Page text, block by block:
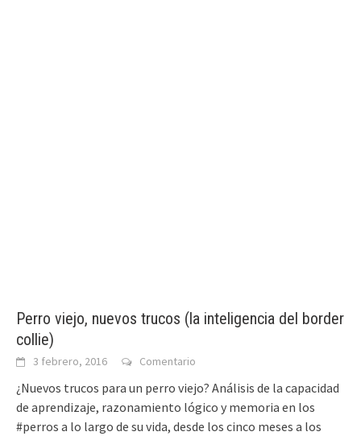
Perro viejo, nuevos trucos (la inteligencia del border
collie)
3 febrero, 2016 Comentario
¿Nuevos trucos para un perro viejo? Análisis de la capacidad
de aprendizaje, razonamiento lógico y memoria en los
#perros a lo largo de su vida, desde los cinco meses a los